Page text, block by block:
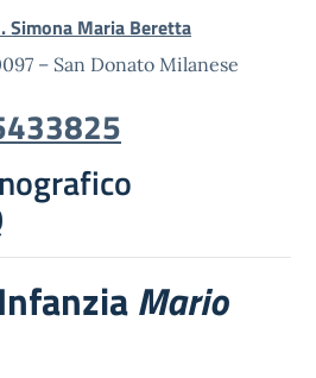
Simona Maria Beretta
– San Donato Milanese
Mario